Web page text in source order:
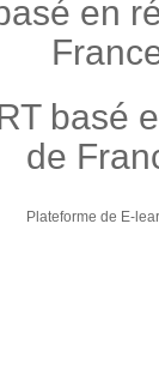
en
basé
de
Plateforme de E-